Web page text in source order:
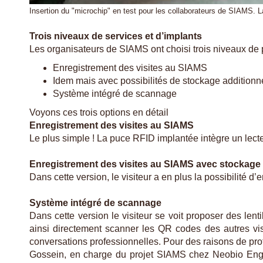
Insertion du "microchip" en test pour les collaborateurs de
Trois niveaux de services et d’implants
Les organisateurs de SIAMS ont choisi trois niveaux
Enregistrement des visites au SIAMS
Idem mais avec possibilités de stockage
Système intégré de scannage
Voyons ces trois options en détail
Enregistrement des visites au SIAMS
Le plus simple ! La puce RFID implantée intègre un
Enregistrement des visites au SIAMS avec stockage
Dans cette version, le visiteur a en plus la possibilité
Système intégré de scannage
Dans cette version le visiteur se voit proposer des
ainsi directement scanner les QR codes des autres
conversations professionnelles. Pour des raisons de
Gossein, en charge du projet SIAMS chez Neobio